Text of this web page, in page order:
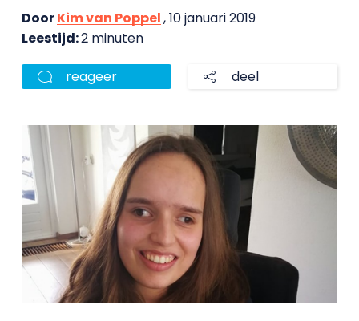
DoorKim van Poppel, 10 januari 2019
Leestijd:2 minuten
reageer deel